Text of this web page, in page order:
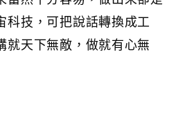
科技，可把說話轉換成工
就天下無敵，做就有心無